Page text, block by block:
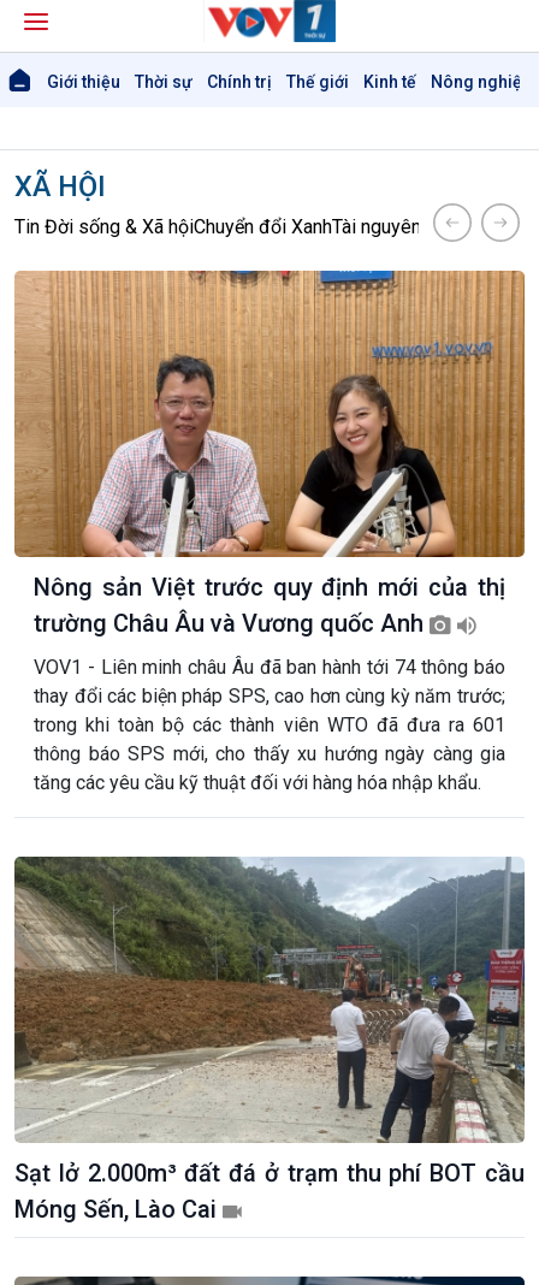
Giới thiệu Thời sự Chính trị Thế giới Kinh tế Nông nghiệp
Giới thiệu
Thời sự 6h
XÃ HỘI
Tin Đời sống & Xã hộiChuyển đổi XanhTài nguyên và Môi
Nông sản Việt trước quy định mới của thị
trường Châu Âu và Vương quốc Anh
VOV1 - Liên minh châu Âu đã ban hành tới 74 thông báo
thay đổi các biện pháp SPS, cao hơn cùng kỳ năm trước;
trong khi toàn bộ các thành viên WTO đã đưa ra 601
thông báo SPS mới, cho thấy xu hướng ngày càng gia
tăng các yêu cầu kỹ thuật đối với hàng hóa nhập khẩu.
Sạt lở 2.000m³ đất đá ở trạm thu phí BOT cầu
Móng Sến, Lào Cai